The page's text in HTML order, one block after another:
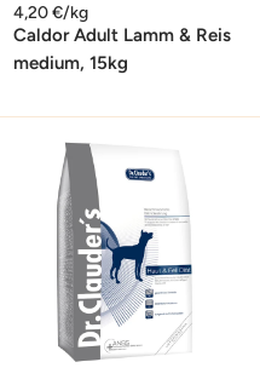
4,20 €/kg
Caldor Adult Lamm & Reis
medium, 15kg